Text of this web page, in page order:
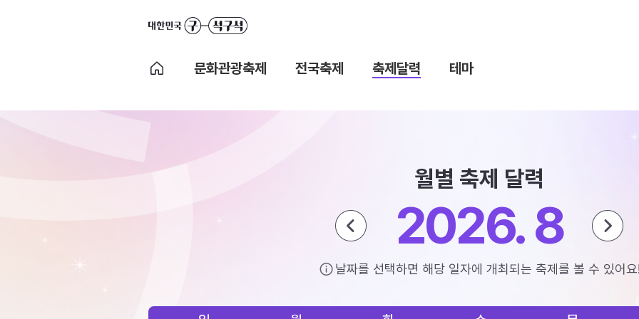
문화관광축제 전국축제 축제달력 테마
월별 축제 달력
2026. 8
날짜를 선택하면 해당 일자에 개최되는 축제를 볼 수 있어